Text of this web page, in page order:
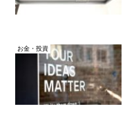
お金・投資